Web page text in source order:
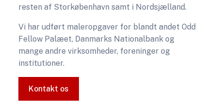
resten af Storkøbenhavn samt i Nordsjælland.
​Vi har udført maleropgaver for blandt andet Odd
Fellow Palæet, Danmarks Nationalbank og
mange andre virksomheder, foreninger og
institutioner.​
Kontakt os